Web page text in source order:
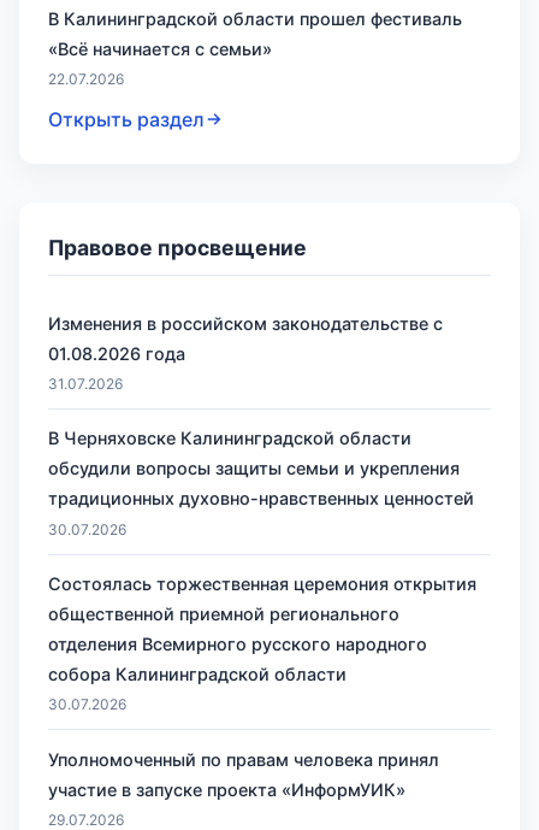
В Калининградской области прошел фестиваль
«Всё начинается с семьи»
22.07.2026
Открыть раздел
Правовое просвещение
Изменения в российском законодательстве с
01.08.2026 года
31.07.2026
В Черняховске Калининградской области
обсудили вопросы защиты семьи и укрепления
традиционных духовно-нравственных ценностей
30.07.2026
Состоялась торжественная церемония открытия
общественной приемной регионального
отделения Всемирного русского народного
собора Калининградской области
30.07.2026
Уполномоченный по правам человека принял
участие в запуске проекта «ИнформУИК»
29.07.2026